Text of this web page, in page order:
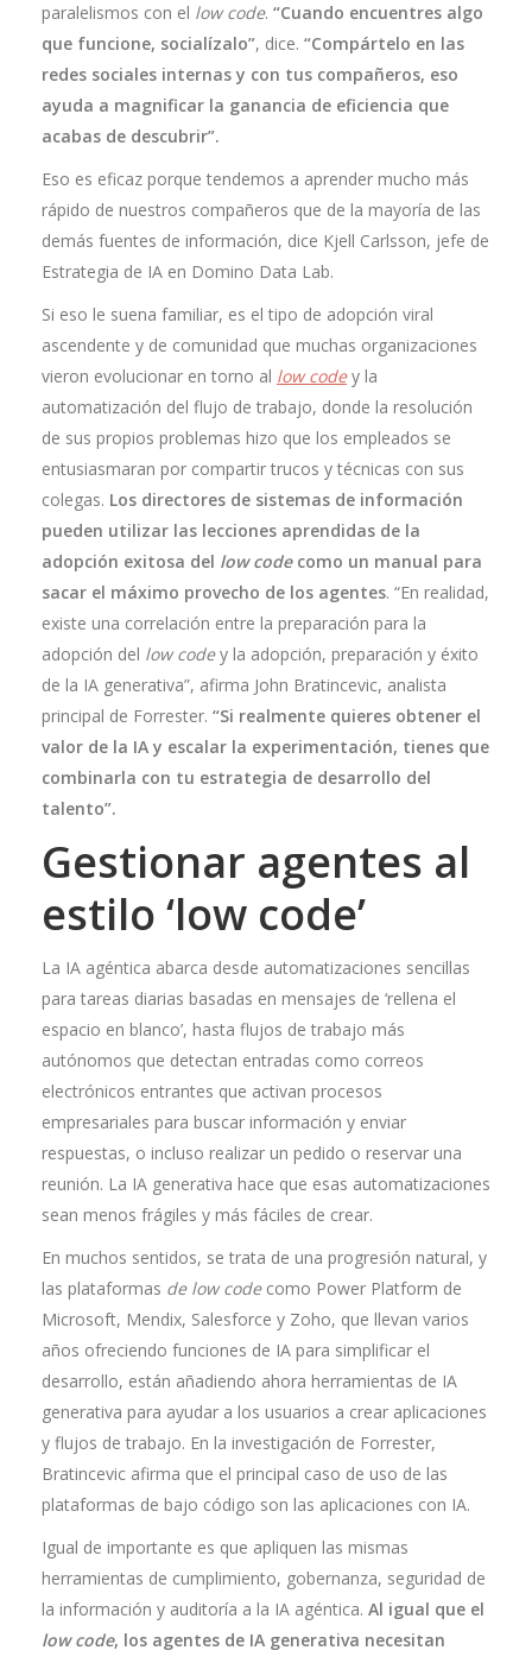
paralelismos con el low code. “Cuando encuentres algo
que funcione, socialízalo”, dice. “Compártelo en las
redes sociales internas y con tus compañeros, eso
ayuda a magnificar la ganancia de eficiencia que
acabas de descubrir”.
Eso es eficaz porque tendemos a aprender mucho más
rápido de nuestros compañeros que de la mayoría de las
demás fuentes de información, dice Kjell Carlsson, jefe de
Estrategia de IA en Domino Data Lab.
Si eso le suena familiar, es el tipo de adopción viral
ascendente y de comunidad que muchas organizaciones
vieron evolucionar en torno al low codey la
automatización del flujo de trabajo, donde la resolución
de sus propios problemas hizo que los empleados se
entusiasmaran por compartir trucos y técnicas con sus
colegas. Los directores de sistemas de información
pueden utilizar las lecciones aprendidas de la
adopción exitosa del low codecomo un manual para
sacar el máximo provecho de los agentes. “En realidad,
existe una correlación entre la preparación para la
adopción del low codey la adopción, preparación y éxito
de la IA generativa”, afirma John Bratincevic, analista
principal de Forrester. “Si realmente quieres obtener el
valor de la IA y escalar la experimentación, tienes que
combinarla con tu estrategia de desarrollo del
talento”.
Gestionar agentes al
estilo ‘low code’
La IA agéntica abarca desde automatizaciones sencillas
para tareas diarias basadas en mensajes de ‘rellena el
espacio en blanco’, hasta flujos de trabajo más
autónomos que detectan entradas como correos
electrónicos entrantes que activan procesos
empresariales para buscar información y enviar
respuestas, o incluso realizar un pedido o reservar una
reunión. La IA generativa hace que esas automatizaciones
sean menos frágiles y más fáciles de crear.
En muchos sentidos, se trata de una progresión natural, y
las plataformas de low codecomo Power Platform de
Microsoft, Mendix, Salesforce y Zoho, que llevan varios
años ofreciendo funciones de IA para simplificar el
desarrollo, están añadiendo ahora herramientas de IA
generativa para ayudar a los usuarios a crear aplicaciones
y flujos de trabajo. En la investigación de Forrester,
Bratincevic afirma que el principal caso de uso de las
plataformas de bajo código son las aplicaciones con IA.
Igual de importante es que apliquen las mismas
herramientas de cumplimiento, gobernanza, seguridad de
la información y auditoría a la IA agéntica. Al igual que el
low code, los agentes de IA generativa necesitan